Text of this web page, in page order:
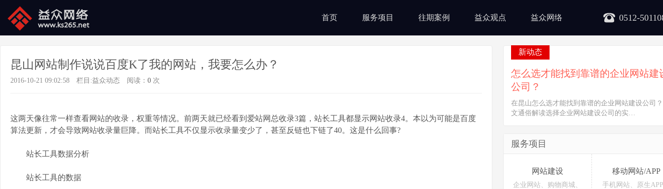
0512-
首页 服务项目 往期案例 益众观点 益众网络
昆山网站制作说说百度K了我的网站，我要怎么办？
2016-10-21 09:02:58 栏目:益众动态 阅读： 0 次
这两天像往常一样查看网站的收录，权重等情况。前两天就已经看到爱站网总收录3篇，站长工具都显示网站收录4。本以为可能是百度
算法更新，才会导致网站收录量巨降。而站长工具不仅显示收录量变少了，甚至反链也下链了40。这是什么回事?
站长工具数据分析
站长工具的数据
新动态
怎么选才能找到靠谱的企业网站建
公司？
在昆山怎么选才能找到靠谱的企业网站建设公司
文通俗解读选择企业网站建设公司的实…
服务项目
网站建设
企业网站、购物商城、
移动网站/APP
手机网站、原生